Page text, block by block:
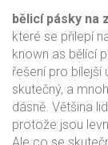
bělicí pásky na
které se přilepí
known as bělící
řešení pro bílejší
skutečný, a
dásně. Většina
protože jsou